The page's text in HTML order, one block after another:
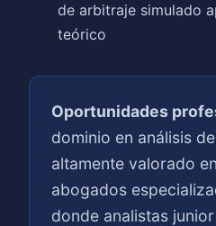
de arbitraje simulado
teórico
Oportunidades
dominio en análisis
altamente valorado
abogados
donde analistas